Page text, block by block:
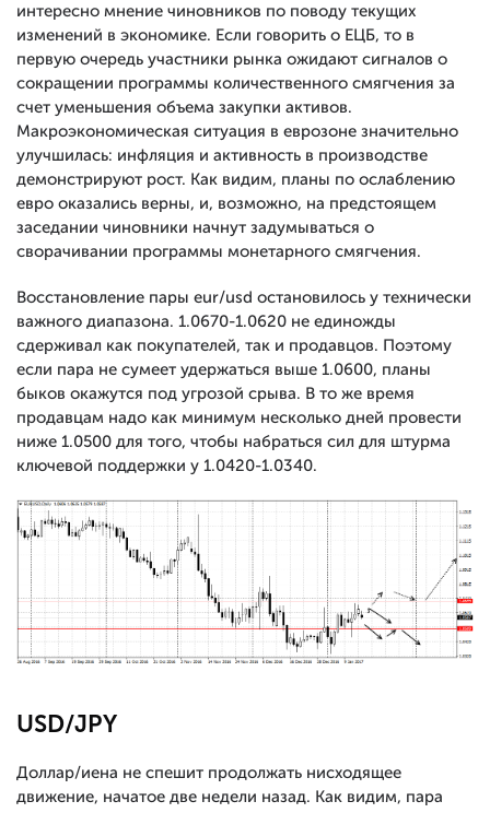
интересно мнение чиновников по поводу текущих
изменений в экономике. Если говорить о ЕЦБ, то в
первую очередь участники рынка ожидают сигналов о
сокращении программы количественного смягчения за
счет уменьшения объема закупки активов.
Макроэкономическая ситуация в еврозоне значительно
улучшилась: инфляция и активность в производстве
демонстрируют рост. Как видим, планы по ослаблению
евро оказались верны, и, возможно, на предстоящем
заседании чиновники начнут задумываться о
сворачивании программы монетарного смягчения.
Восстановление пары eur/usd остановилось у технически
важного диапазона. 1.0670-1.0620 не единожды
сдерживал как покупателей, так и продавцов. Поэтому
если пара не сумеет удержаться выше 1.0600, планы
быков окажутся под угрозой срыва. В то же время
продавцам надо как минимум несколько дней провести
ниже 1.0500 для того, чтобы набраться сил для штурма
ключевой поддержки у 1.0420-1.0340.
USD/JPY
Доллар/иена не спешит продолжать нисходящее
движение, начатое две недели назад. Как видим, пара